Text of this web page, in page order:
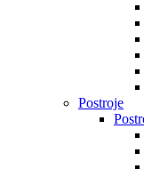
Postroje